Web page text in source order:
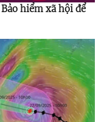
hiểm xã hội để